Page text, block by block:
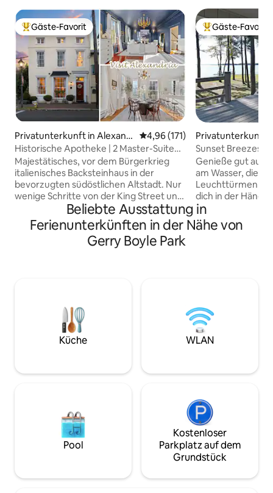
Beliebter Gäste-Favorit.
Gäste-Favorit
Privatunterkunft in Alexand
ria
Durchschnittliche Bewertung:
4,96 (171)
Historische Apotheke | 2 Master-Suiten |
Altstadt
Majestätisches, vor dem Bürgerkrieg
italienisches Backsteinhaus in der
bevorzugten südöstlichen Altstadt. Nur
wenige Schritte von der King Street und
2 Blocks vom Wasser entfernt, ist die
Lage unschlagbar! Dieses 3-stöckige
Haus aus dem 19. Jahrhundert diente als
ehemalige Apotheke. Neue
Fernseher mit Streaming High-Speed-
Internet Spezieller Arbeitsplatz
Eigenständiger Check-in rund um die
Uhr Waschmaschine/Trockner
Beliebter Gäste-
Gäste-Favorit
Privatunterkunft
ge
Sunset Breezes –
Wasser
Genieße gut
am Wasser, die
Leuchttürmen
dich in der
unter den
der Feuerstelle.
Kostenlose
Wildtiere mit.
Fitness-Scheune:
freie Gewichte,
mehr. Frage
Beliebte Ausstattung in
Ferienunterkünften in der Nähe von
Gerry Boyle Park
Küche WLAN
Pool
Kostenloser
Parkplatz auf dem
Grundstück